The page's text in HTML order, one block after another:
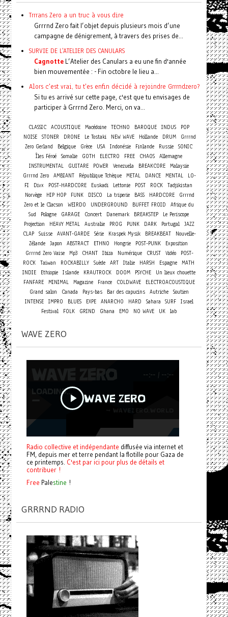
Trrrans Zero a un truc à vous dire
Grrrnd Zero fait l’objet depuis plusieurs mois d’une
campagne de dénigrement, à travers des prises de...
SURVIE DE L'ATELIER DES CANULARS
CagnotteL’Atelier des Canulars a eu une fin d'année
bien mouvementée : - Fin octobre le lieu a...
Alors c'est vrai, tu t'es enfin décidé à rejoindre Grrrndzero?
Si tu es arrivé sur cette page, c'est que tu envisages de
participer à Grrrnd Zero. Merci, on va...
CLASSIC ACOUSTIQUE Macédoine TECHNO BAROQUE INDUS
POP
NOISE
STONER DRONE Le Tostaki NEW WAVE Hollande DRUM
Grrrnd
Zero Gerland
Belgique Grèce USA Indonésie Finlande Russie
SONIC
Îles Féroé Somalie GOTH ELECTRO FREE CHAOS Allemagne
INSTRUMENTAL
GUITARE POWER Venezuela BREAKCORE Malaysie
Grrrnd Zero AMBIANT République Tchèque METAL DANCE MENTAL
LO-
FI
Divx POST-HARDCORE Euskadi Lettonie POST ROCK Tadjikistan
Norvège
HIP HOP FUNK DISCO La triperie BASS HARDCORE
Grrrnd
Zero et le Clacson
WEIRDO UNDERGROUND BUFFET FROID
Afrique du
Sud
Pologne GARAGE Concert Danemark BREAKSTEP
Le Periscope
Projection
HEAVY METAL Australie PROG PUNK DARK Portugal
JAZZ
CLAP Suisse AVANT-GARDE Série Kraspek Mysik BREAKBEAT
Nouvelle-
Zélande Japon ABSTRACT ETHNO Hongrie POST-PUNK
Exposition
Grrrnd Zero Vaise Mp3 CHANT Ibiza Numérique CRUST Vidéo
POST-
ROCK
Taiwan ROCKABILLY Suède ART Italie HARSH Espagne
MATH
INDIE
Ethiopie Islande KRAUTROCK DOOM PSYCHE
Un lieux chouette
FANFARE
MINIMAL Magazine France COLDWAVE
ELECTROACOUSTIQUE
Grand salon
Canada Pays-bas Bar des capucins Autriche
Soutien
INTENSE
IMPRO BLUES EXPE ANARCHO HARD Sahara SURF
Israel
Festival
FOLK GRIND Ghana EMO NO WAVE UK lab
WAVE ZERO
Radio collective et indépendante diffusée via internet et
FM, depuis mer et terre pendant la flotille pour Gaza de
ce printemps. C'est par ici pour plus de détails et
contribuer !
Free Palestine !
GRRRND RADIO